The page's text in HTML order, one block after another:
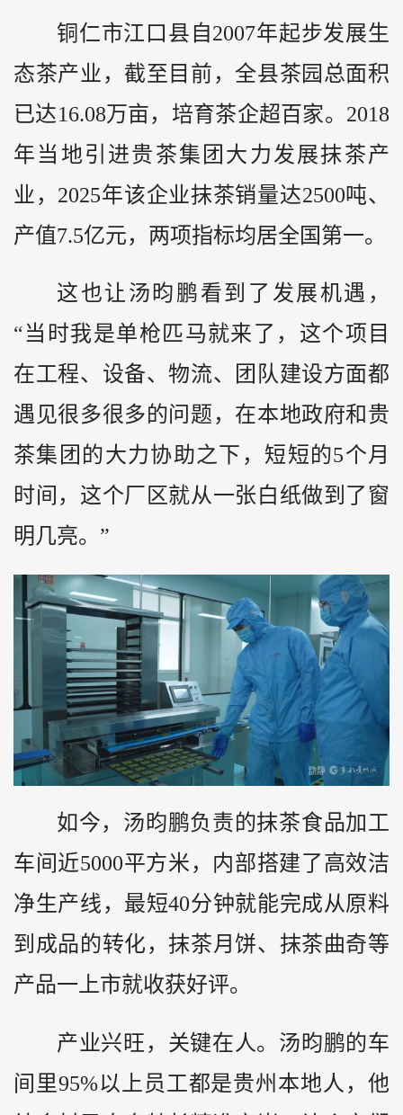
铜仁市江口县自2007年起步发展生
态茶产业，截至目前，全县茶园总面积
已达16.08万亩，培育茶企超百家。2018
年当地引进贵茶集团大力发展抹茶产
业，2025年该企业抹茶销量达2500吨、
产值7.5亿元，两项指标均居全国第一。
这也让汤昀鹏看到了发展机遇，
“当时我是单枪匹马就来了，这个项目
在工程、设备、物流、团队建设方面都
遇见很多很多的问题，在本地政府和贵
茶集团的大力协助之下，短短的5个月
时间，这个厂区就从一张白纸做到了窗
明几亮。”
如今，汤昀鹏负责的抹茶食品加工
车间近5000平方米，内部搭建了高效洁
净生产线，最短40分钟就能完成从原料
到成品的转化，抹茶月饼、抹茶曲奇等
产品一上市就收获好评。
产业兴旺，关键在人。汤昀鹏的车
间里95%以上员工都是贵州本地人，他